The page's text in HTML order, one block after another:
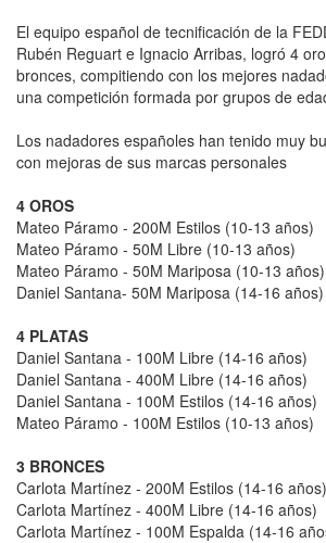
El equipo español de tecnificación de la
Rubén Reguart e Ignacio Arribas, logró 4
bronces, compitiendo con los mejores
una competición formada por grupos de
Los nadadores españoles han tenido muy
con mejoras de sus marcas personales
4 OROS
Mateo Páramo - 200M Estilos (10-13 años)
Mateo Páramo - 50M Libre (10-13 años)
Mateo Páramo - 50M Mariposa (10-13 años)
Daniel Santana- 50M Mariposa (14-16 años)
4 PLATAS
Daniel Santana - 100M Libre (14-16 años)
Daniel Santana - 400M Libre (14-16 años)
Daniel Santana - 100M Estilos (14-16 años)
Mateo Páramo - 100M Estilos (10-13 años)
3 BRONCES
Carlota Martínez - 200M Estilos (14-16 años)
Carlota Martínez - 400M Libre (14-16 años)
Carlota Martínez - 100M Espalda (14-16